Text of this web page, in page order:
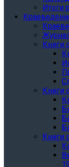
Итоги
Книги
Книги
Книги